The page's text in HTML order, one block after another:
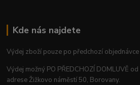
Kde nás najdete
Výdej zboží pouze po předchozí objednávce
Výdej možný PO PŘEDCHOZÍ DOMLUVĚ
adrese Žižkovo náměstí 50, Borovany.